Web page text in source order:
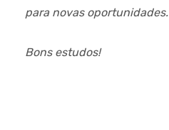
para novas oportunidades.
Bons estudos!